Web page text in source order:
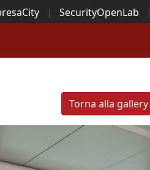
| SecurityOpenLab |
Security Awards |
Torna alla gallery